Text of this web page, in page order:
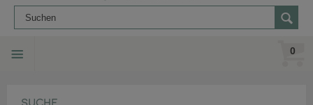
0
SUCHE